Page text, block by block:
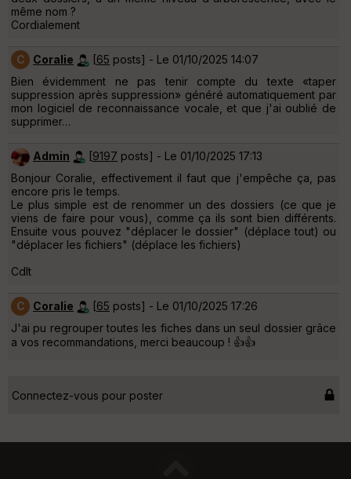
même nom ?
Cordialement
C Coralie [65 posts] - Le 01/10/2025 14:07
Bien évidemment ne pas tenir compte du texte «taper
suppression après suppression» généré automatiquement par
mon logiciel de reconnaissance vocale, et que j'ai oublié de
supprimer…
Admin [9197 posts] - Le 01/10/2025 17:13
Bonjour Coralie, effectivement il faut que j'empêche ça, pas
encore pris le temps.
Le plus simple est de renommer un des dossiers (ce que je
viens de faire pour vous), comme ça ils sont bien différents.
Ensuite vous pouvez "déplacer le dossier" (déplace tout) ou
"déplacer les fichiers" (déplace les fichiers)
Cdlt
C Coralie [65 posts] - Le 01/10/2025 17:26
J'ai pu regrouper toutes les fiches dans un seul dossier grâce
a vos recommandations, merci beaucoup ! 👍👍
Connectez-vous pour poster